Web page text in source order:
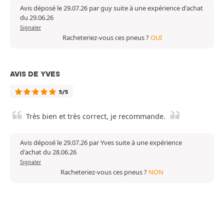
Avis déposé le 29.07.26 par guy suite à une expérience d'achat
du 29.06.26
Signaler
Racheteriez-vous ces pneus ?OUI
AVIS DE YVES
5/5
Très bien et très correct, je recommande.
Avis déposé le 29.07.26 par Yves suite à une expérience
d'achat du 28.06.26
Signaler
Racheteriez-vous ces pneus ? NON